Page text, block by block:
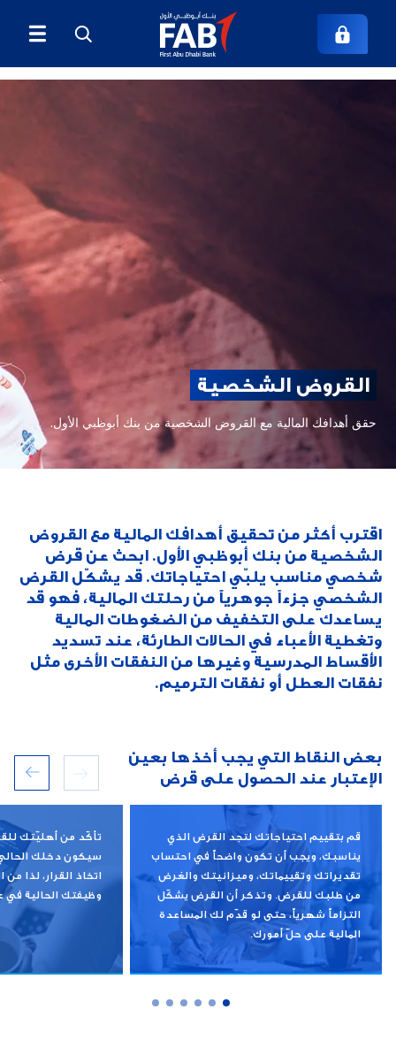
القروض الشخصية
حقق أهدافك المالية مع القروض الشخصية من بنك أبوظبي الأول.
اقترب أكثر من تحقيق أهدافك المالية مع القروض
الشخصية من بنك أبوظبي الأول. ابحث عن قرض
شخصي مناسب يلبّي احتياجاتك. قد يشكّل القرض
الشخصي جزءاً جوهرياً من رحلتك المالية، فهو قد
يساعدك على التخفيف من الضغوطات المالية
وتغطية الأعباء في الحالات الطارئة، عند تسديد
الأقساط المدرسية وغيرها من النفقات الأخرى مثل
نفقات العطل أو نفقات الترميم.
بعض النقاط التي يجب أخذها بعين
الإعتبار عند الحصول على قرض
قم بتقييم احتياجاتك لتجد القرض الذي
يناسبك، ويجب أن تكون واضحاً في احتساب
تقديراتك وتقييماتك، وميزانيتك والغرض
من طلبك للقرض. وتذكر أن القرض يشكّل
التزاماً شهرياً، حتى لو قدّم لك المساعدة
المالية على حلّ أمورك.
تأكّد من أهليّتك
سيكون دخلك
اتخاذ القرار، لذا
وظيفتك الحالية في